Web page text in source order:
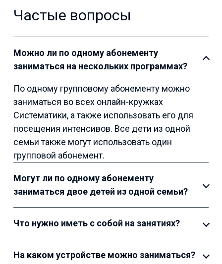
Частые вопросы
Можно ли по одному абонементу
заниматься на нескольких программах?
По одному групповому абонементу можно
заниматься во всех онлайн-кружках
Систематики, а также использовать его для
посещения интенсивов. Все дети из одной
семьи также могут использовать один
групповой абонемент.
Могут ли по одному абонементу
заниматься двое детей из одной семьи?
Что нужно иметь с собой на занятиях?
На каком устройстве можно заниматься?